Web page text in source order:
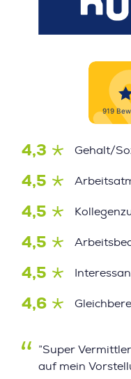
4,3 Gehalt/
4,5
4,5
4,5
4,5
4,6
”Super
auf mein